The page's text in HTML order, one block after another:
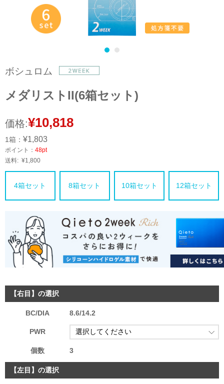
ボシュロム
メダリストII(6箱セット)
価格:¥10,818
1箱： ¥1,803
ポイント： 48pt
送料: ¥1,800
4箱セット 8箱セット 10箱セット 12箱セット
【右目】の選択
BC/DIA 8.6/14.2
PWR
個数 3
【左目】の選択